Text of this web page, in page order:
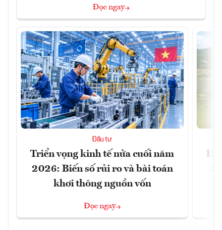
Đọc ngay
Đầu tư
Triển vọng kinh tế nửa cuối năm
2026: Biến số rủi ro và bài toán
khơi thông nguồn vốn
Đọc ngay